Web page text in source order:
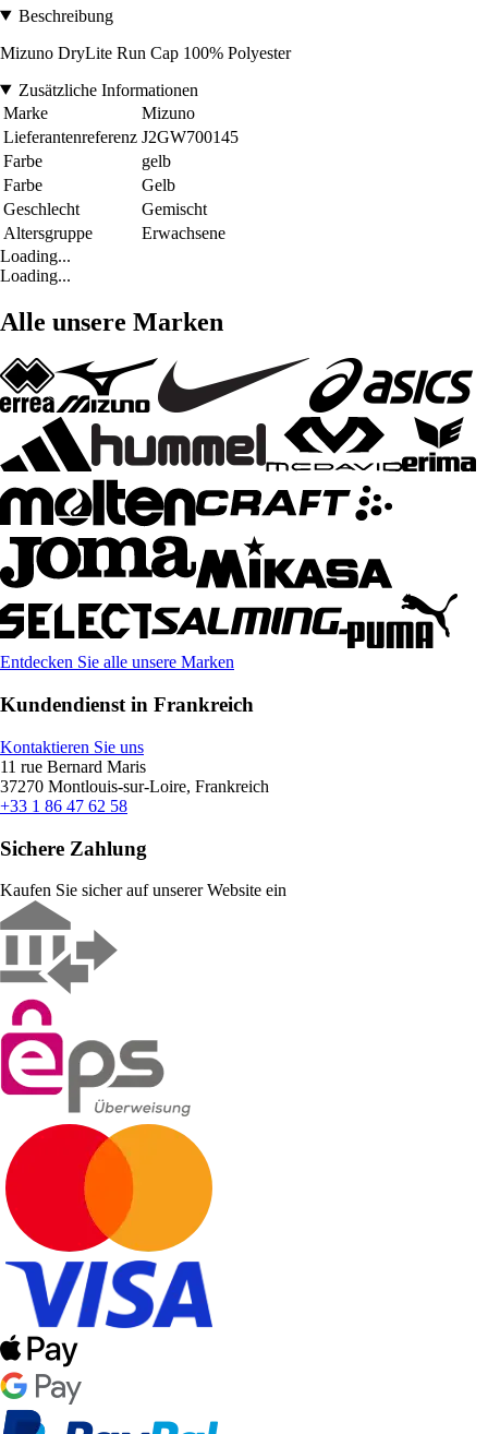
Beschreibung
Mizuno DryLite Run Cap 100% Polyester
Zusätzliche Informationen
Marke
Mizuno
Lieferantenreferenz J2GW700145
Farbe
gelb
Farbe
Gelb
Geschlecht
Gemischt
Altersgruppe
Erwachsene
Loading...
Loading...
Alle unsere Marken
Entdecken Sie alle unsere Marken
Kundendienst in Frankreich
Kontaktieren Sie uns
11 rue Bernard Maris
37270 Montlouis-sur-Loire, Frankreich
+33 1 86 47 62 58
Sichere Zahlung
Kaufen Sie sicher auf unserer Website ein